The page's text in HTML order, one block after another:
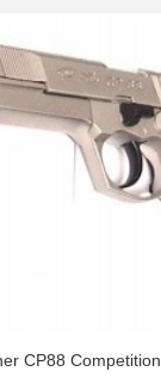
CP88 Competition